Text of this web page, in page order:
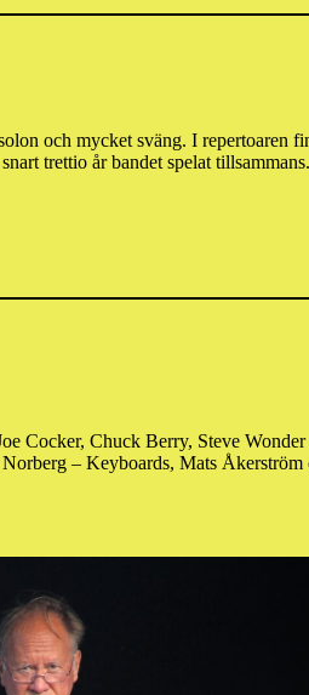
och mycket sväng. I
trettio år bandet spelat
Cocker, Chuck Berry, Steve
– Keyboards, Mats